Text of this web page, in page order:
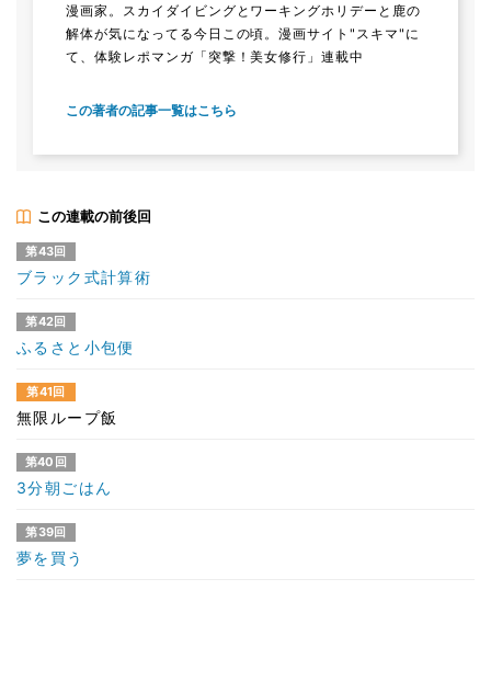
漫画家。スカイダイビングとワーキングホリデーと鹿の
解体が気になってる今日この頃。漫画サイト"スキマ"に
て、体験レポマンガ「突撃！美女修行」連載中
この著者の記事一覧はこちら
この連載の前後回
第43回
ブラック式計算術
第42回
ふるさと小包便
第41回
無限ループ飯
第40回
3分朝ごはん
第39回
夢を買う